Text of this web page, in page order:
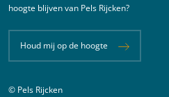
hoogte blijven van Pels Rijcken?
Houd mij op de hoogte
© Pels Rijcken